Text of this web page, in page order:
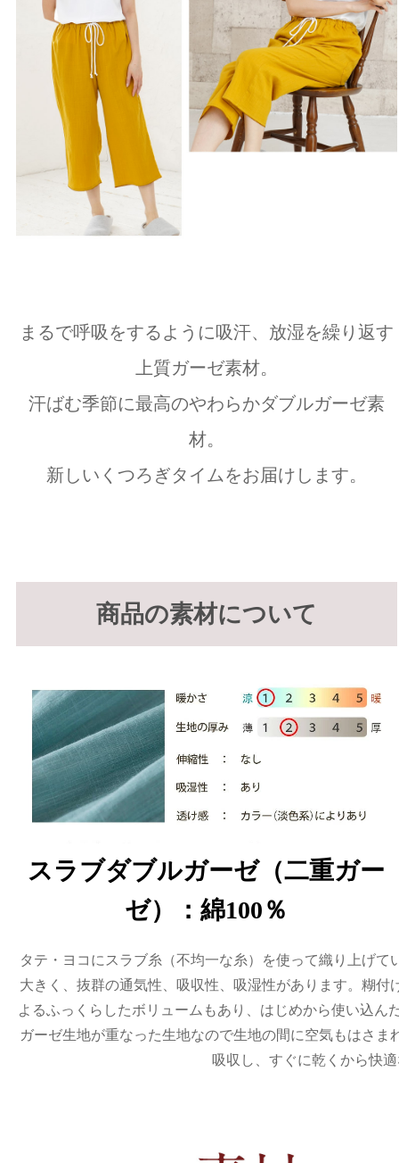
まるで呼吸をするように吸汗、放湿を繰り返す
上質ガーゼ素材。
汗ばむ季節に最高のやわらかダブルガーゼ素
材。
新しいくつろぎタイムをお届けします。
商品の素材について
スラブダブルガーゼ（二重ガー
ゼ）：綿100％
タテ・ヨコにスラブ糸（不均一な糸）を使って織り上げ
大きく、抜群の通気性、吸収性、吸湿性があります。糊
よるふっくらしたボリュームもあり、はじめから使い込ん
ガーゼ生地が重なった生地なので生地の間に空気もはさ
吸収し、すぐに乾くから快